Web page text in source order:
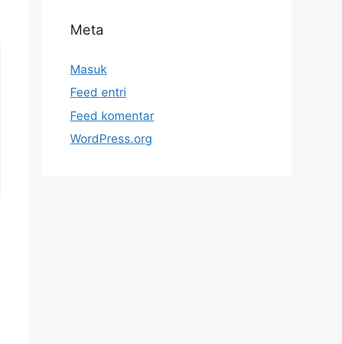
Meta
Masuk
Feed entri
Feed komentar
WordPress.org